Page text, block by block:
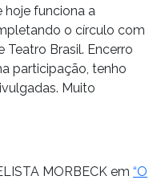
hoje funciona a
o círculo com
Teatro Brasil. Encerro
participação, tenho
Muito
MORBECK em “O